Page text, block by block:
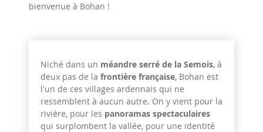
bienvenue à Bohan !
Niché dans un méandre serré de la Semois, à
deux pas de la frontière française, Bohan est
l'un de ces villages ardennais qui ne
ressemblent à aucun autre. On y vient pour la
rivière, pour les panoramas spectaculaires
qui surplombent la vallée, pour une identité